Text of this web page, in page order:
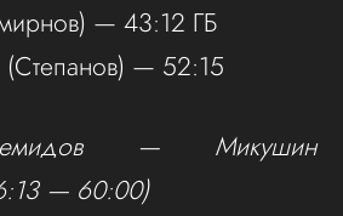
— 43:12 ГБ
— 52:15
— Микушин
— 60:00)